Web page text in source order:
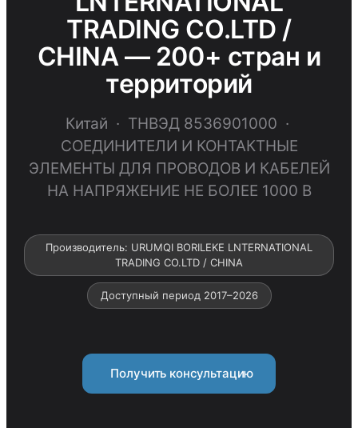
TRADING CO.LTD /
CHINA — 200+ стран и
территорий
Китай · ТНВЭД 8536901000 ·
СОЕДИНИТЕЛИ И КОНТАКТНЫЕ
ЭЛЕМЕНТЫ ДЛЯ ПРОВОДОВ И КАБЕЛЕЙ
НА НАПРЯЖЕНИЕ НЕ БОЛЕЕ 1000 В
Производитель: URUMQI BORILEKE LNTERNATIONAL
TRADING CO.LTD / CHINA
Доступный период 2017–2026
Получить консультацию